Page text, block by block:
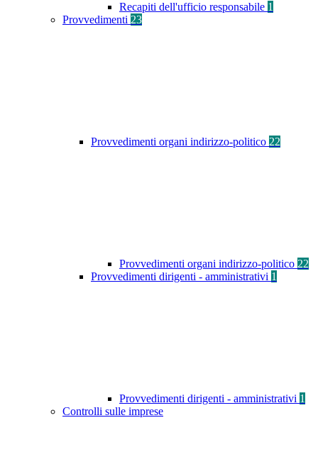
Recapiti dell'ufficio responsabile 1
Provvedimenti 23
Provvedimenti organi indirizzo-politico 22
Provvedimenti organi indirizzo-politico 22
Provvedimenti dirigenti - amministrativi 1
Provvedimenti dirigenti - amministrativi 1
Controlli sulle imprese